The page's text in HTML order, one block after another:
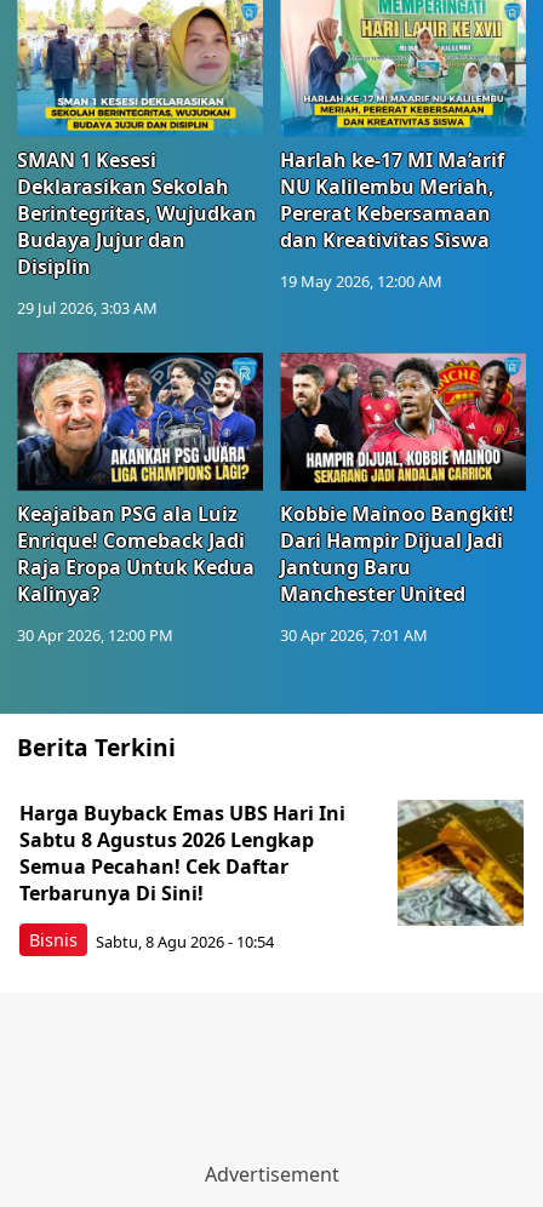
SMAN 1 Kesesi
Deklarasikan Sekolah
Berintegritas, Wujudkan
Budaya Jujur dan
Disiplin
29 Jul 2026, 3:03 AM
Harlah ke-17 MI Ma’arif
NU Kalilembu Meriah,
Pererat Kebersamaan
dan Kreativitas Siswa
19 May 2026, 12:00 AM
Keajaiban PSG ala Luiz
Enrique! Comeback Jadi
Raja Eropa Untuk Kedua
Kalinya?
30 Apr 2026, 12:00 PM
Kobbie Mainoo Bangkit!
Dari Hampir Dijual Jadi
Jantung Baru
Manchester United
30 Apr 2026, 7:01 AM
Berita Terkini
Bisnis
Harga Buyback Emas UBS Hari Ini
Sabtu 8 Agustus 2026 Lengkap
Semua Pecahan! Cek Daftar
Terbarunya Di Sini!
Sabtu, 8 Agu 2026 - 10:54